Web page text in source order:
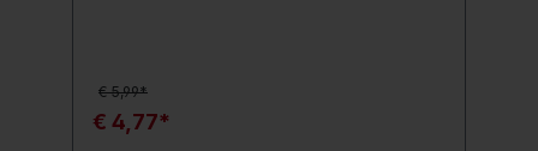
verbessern das Eindrehen des Hakens
enorm. Produktdetails: Inhalt: 10 Stück
Durchmesser: 8,0mm
€ 5,99*
€ 4,77*